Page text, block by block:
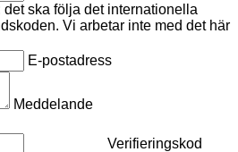
ska följa det internationella
Vi arbetar inte med det här
E-postadress
Meddelande
Verifieringskod